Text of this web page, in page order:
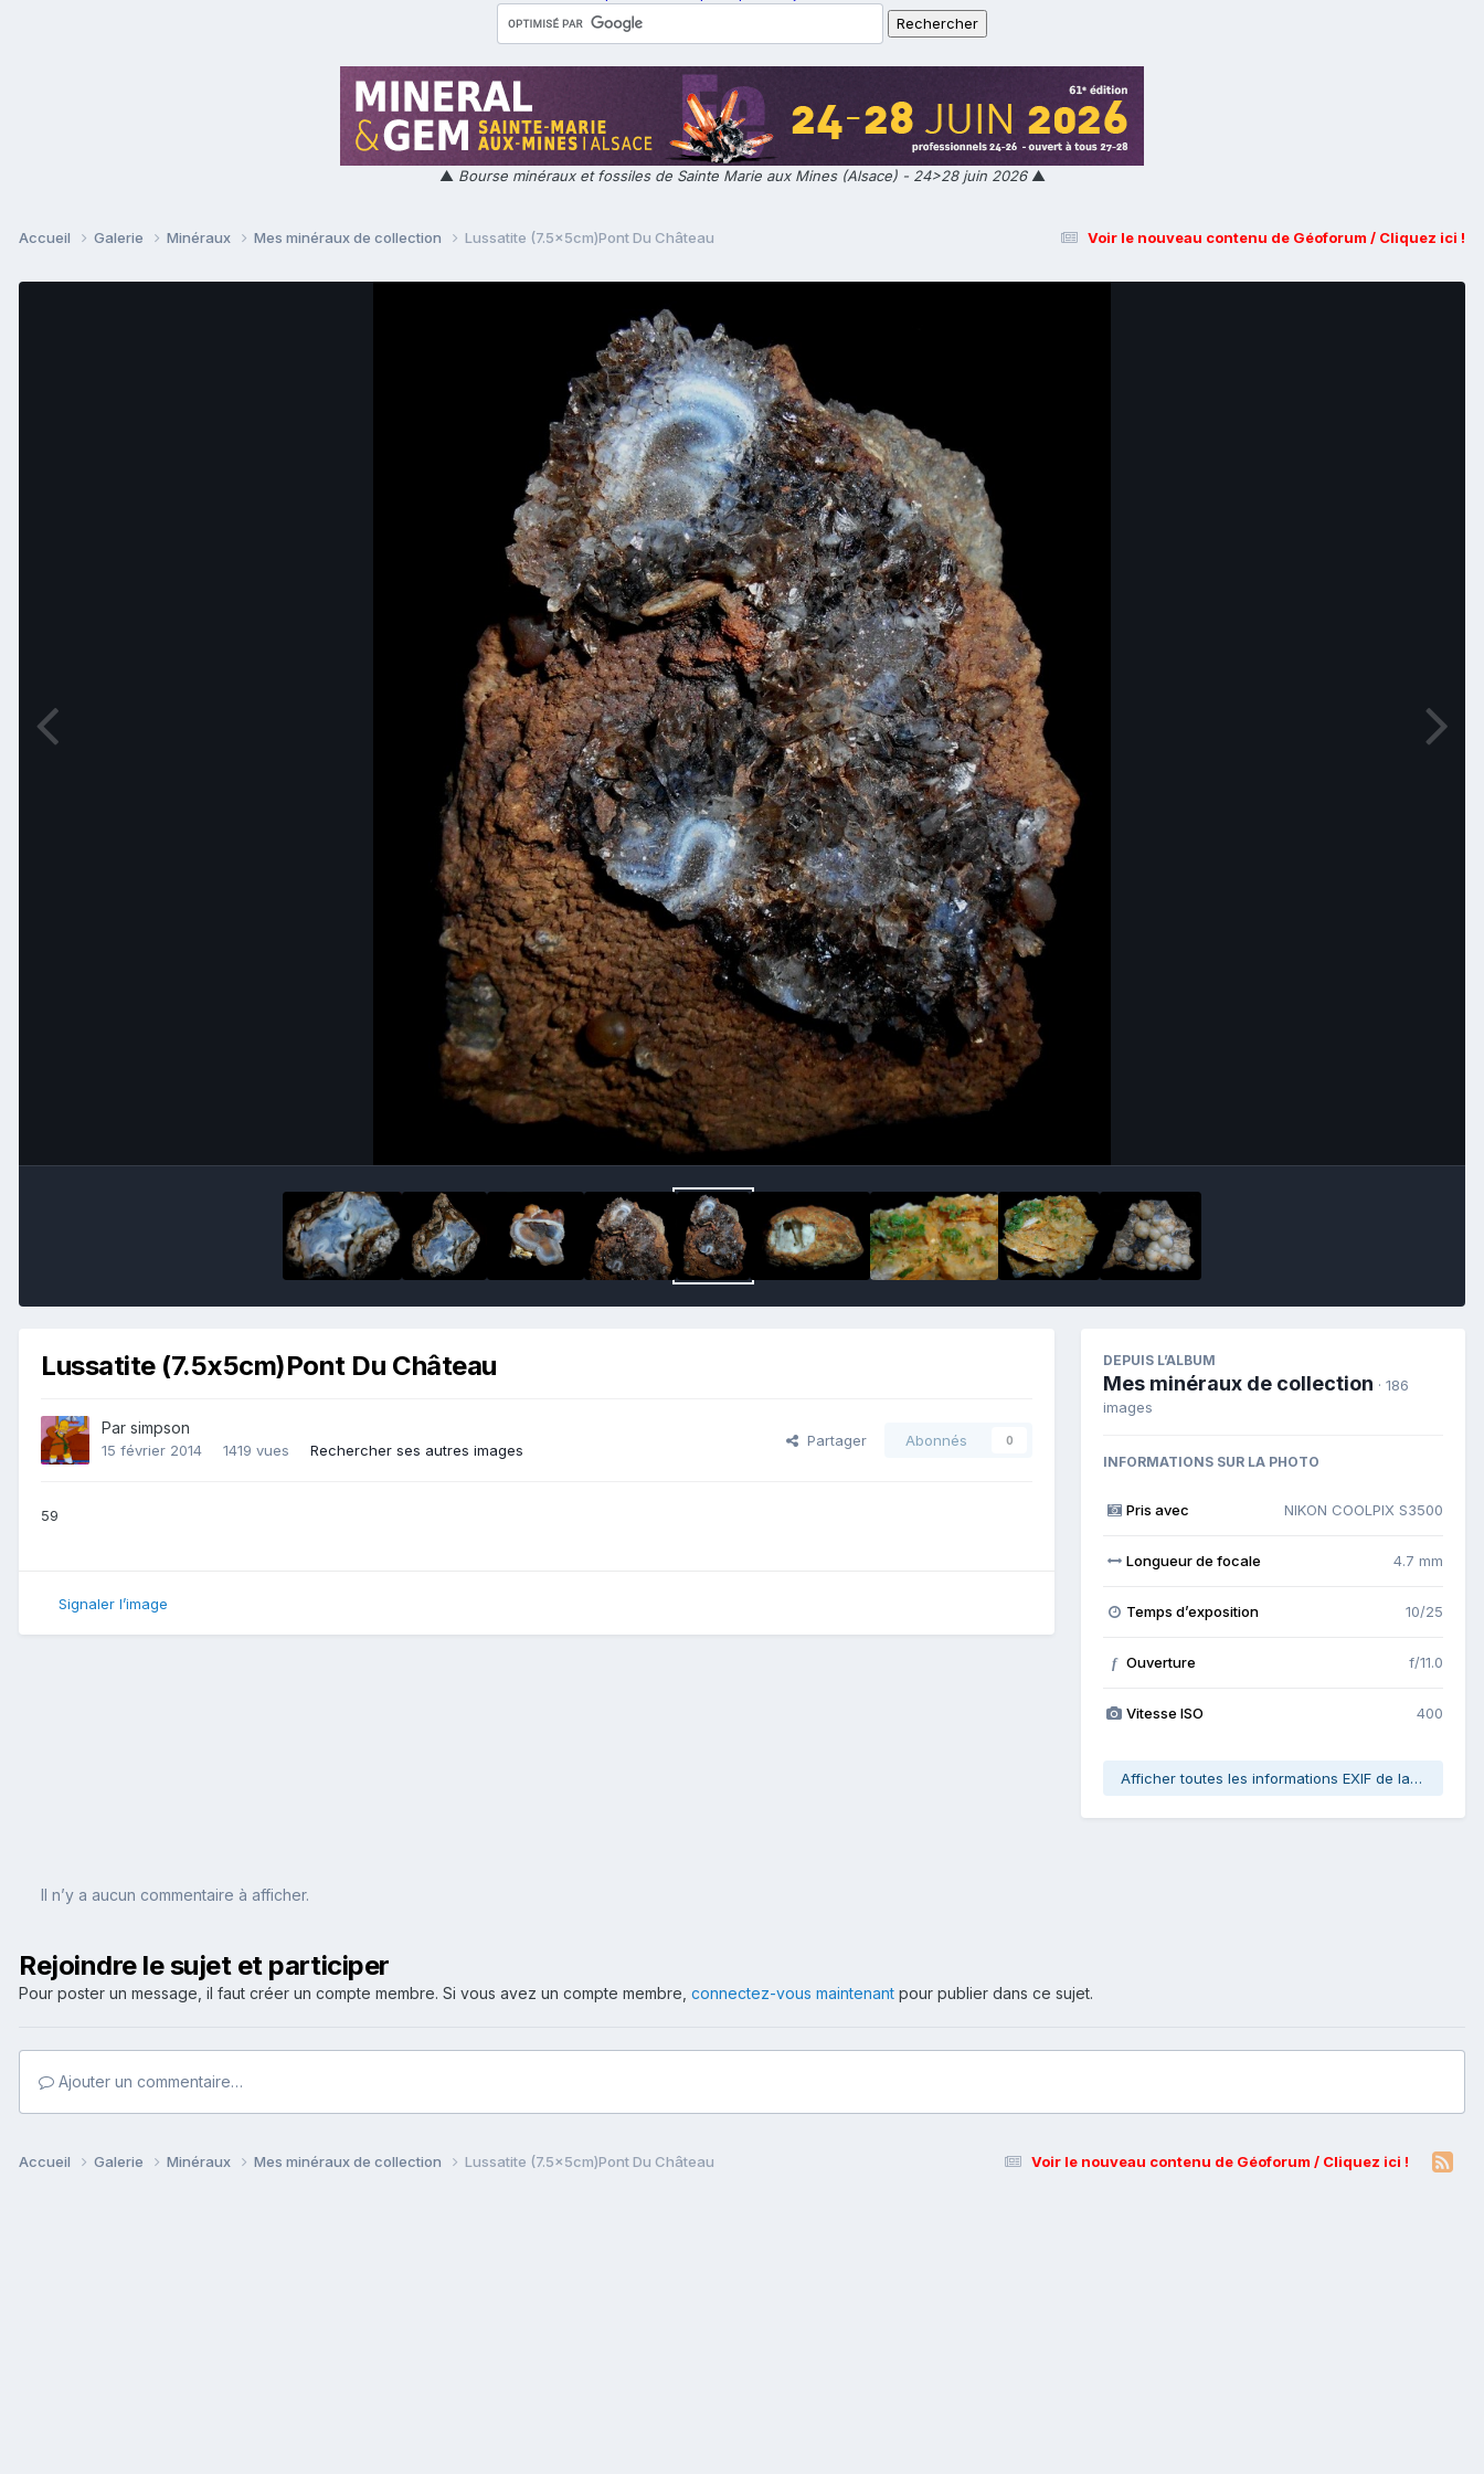
▲ Bourse minéraux et fossiles de Sainte Marie aux Mines (Alsace) - 24>28 juin 2026▲
Voir le nouveau contenu de Géoforum / Cliquez ici !
Accueil Galerie Minéraux Mes minéraux de collection Lussatite (7.5x5cm)Pont Du Château
Lussatite (7.5x5cm)Pont Du Château
Par simpson
15 février 2014 1419 vues Rechercher ses autres images
Partager Abonnés 0
59
Signaler l’image
DEPUIS L’ALBUM
Mes minéraux de collection · 186
images
INFORMATIONS SUR LA PHOTO
Pris avec NIKON COOLPIX S3500
Longueur de focale 4.7 mm
Temps d’exposition 10/25
f Ouverture f/11.0
Vitesse ISO 400
Afficher toutes les informations EXIF de la photo
Il n’y a aucun commentaire à afficher.
Rejoindre le sujet et participer
Pour poster un message, il faut créer un compte membre. Si vous avez un compte membre, connectez-vous maintenant pour publier dans ce sujet.
Ajouter un commentaire…
Voir le nouveau contenu de Géoforum / Cliquez ici !
Accueil Galerie Minéraux Mes minéraux de collection Lussatite (7.5x5cm)Pont Du Château